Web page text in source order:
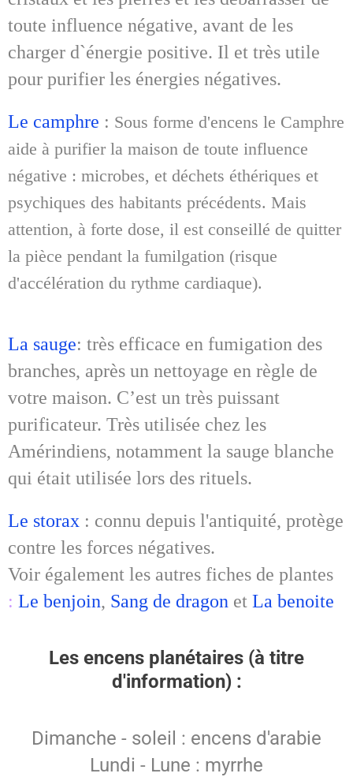
toute influence négative, avant de les
charger d`énergie positive. Il et très utile
pour purifier les énergies négatives.
Le camphre : Sous forme d'encens le Camphre
aide à purifier la maison de toute influence
négative : microbes, et déchets éthériques et
psychiques des habitants précédents. Mais
attention, à forte dose, il est conseillé de quitter
la pièce pendant la fumilgation (risque
d'accélération du rythme cardiaque).
La sauge: très efficace en fumigation des
branches, après un nettoyage en règle de
votre maison. C’est un très puissant
purificateur. Très utilisée chez les
Amérindiens, notamment la sauge blanche
qui était utilisée lors des rituels.
Le storax : connu depuis l'antiquité, protège
contre les forces négatives.
Voir également les autres fiches de plantes
: Le benjoin, Sang de dragon et La benoite
Les encens planétaires (à titre
d'information) :
Dimanche - soleil : encens d'arabie
Lundi - Lune : myrrhe